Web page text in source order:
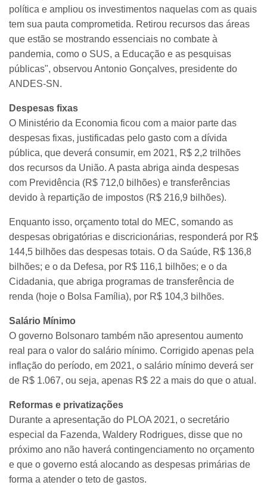
política e ampliou os investimentos naquelas com as quais
tem sua pauta comprometida. Retirou recursos das áreas
que estão se mostrando essenciais no combate à
pandemia, como o SUS, a Educação e as pesquisas
públicas", observou Antonio Gonçalves, presidente do
ANDES-SN.
Despesas fixas
O Ministério da Economia ficou com a maior parte das
despesas fixas, justificadas pelo gasto com a dívida
pública, que deverá consumir, em 2021, R$ 2,2 trilhões
dos recursos da União. A pasta abriga ainda despesas
com Previdência (R$ 712,0 bilhões) e transferências
devido à repartição de impostos (R$ 216,9 bilhões).
Enquanto isso, orçamento total do MEC, somando as
despesas obrigatórias e discricionárias, responderá por R$
144,5 bilhões das despesas totais. O da Saúde, R$ 136,8
bilhões; e o da Defesa, por R$ 116,1 bilhões; e o da
Cidadania, que abriga programas de transferência de
renda (hoje o Bolsa Família), por R$ 104,3 bilhões.
Salário Mínimo
O governo Bolsonaro também não apresentou aumento
real para o valor do salário mínimo. Corrigido apenas pela
inflação do período, em 2021, o salário mínimo deverá ser
de R$ 1.067, ou seja, apenas R$ 22 a mais do que o atual.
Reformas e privatizações
Durante a apresentação do PLOA 2021, o secretário
especial da Fazenda, Waldery Rodrigues, disse que no
próximo ano não haverá contingenciamento no orçamento
e que o governo está alocando as despesas primárias de
forma a atender o teto de gastos.